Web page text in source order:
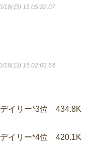
18(日) 15:05:22.07
18(日) 15:02:03.64
イリー*3位 434.8K
イリー*4位 420.1K